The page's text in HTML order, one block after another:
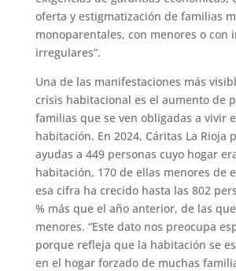
oferta y estigmatización de familias
monoparentales, con menores o con
irregulares”.
Una de las manifestaciones más
crisis habitacional es el aumento de
familias que se ven obligadas a vivir
habitación. En 2024, Cáritas La Rioja
ayudas a 449 personas cuyo hogar
habitación, 170 de ellas menores de
esa cifra ha crecido hasta las 802
% más que el año anterior, de las
menores. “Este dato nos preocupa
porque refleja que la habitación se
en el hogar forzado de muchas